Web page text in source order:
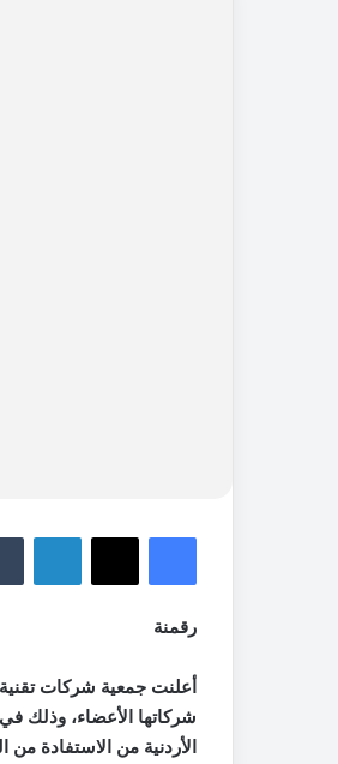
فيسبوك لينكدإن
رقمنة
أعلنت جمعية شركات
شركاتها الأعضاء، وذلك
الأردنية من الاستفادة من